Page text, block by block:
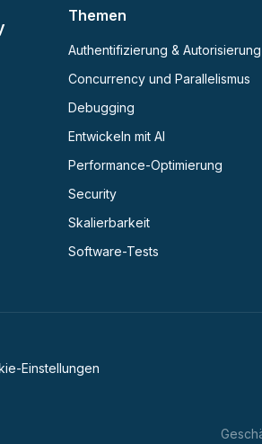
Themen
Authentifizierung & Autorisierung
Concurrency und Parallelismus
Debugging
Entwickeln mit AI
Performance-Optimierung
Security
Skalierbarkeit
Software-Tests
Einstellungen